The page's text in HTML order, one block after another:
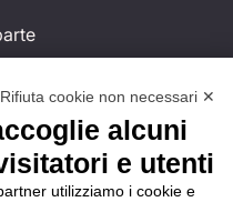
è
un
Rifiuta cookie non necessari ✕
alcuni
e utenti
utilizziamo i cookie e